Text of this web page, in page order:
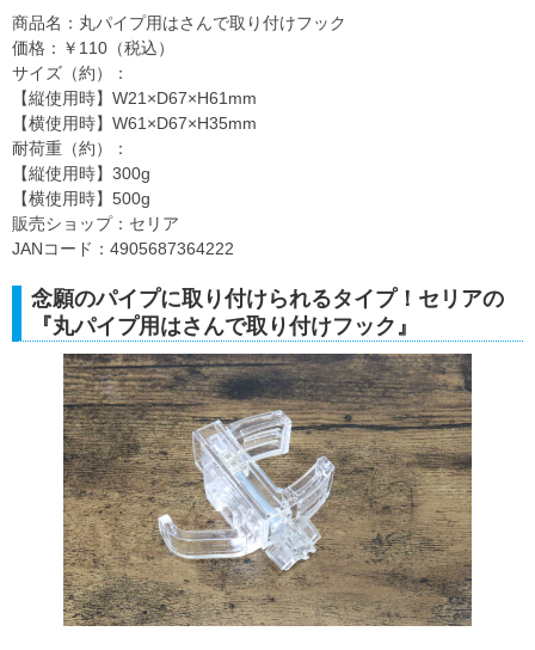
商品名：丸パイプ用はさんで取り付けフック
価格：￥110（税込）
サイズ（約）：
【縦使用時】W21×D67×H61mm
【横使用時】W61×D67×H35mm
耐荷重（約）：
【縦使用時】300g
【横使用時】500g
販売ショップ：セリア
JANコード：4905687364222
念願のパイプに取り付けられるタイプ！セリアの
『丸パイプ用はさんで取り付けフック』